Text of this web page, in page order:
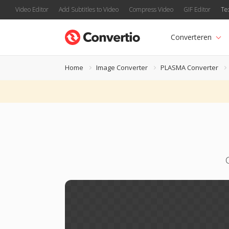
Video Editor Add Subtitles to Video Compress Video GIF Editor
Converteren
Home Image Converter PLASMA Converter